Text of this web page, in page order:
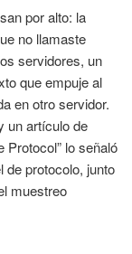
por alto: la
no llamaste
servidores, un
que empuje al
en otro servidor.
un artículo de
Protocol” lo señaló
de protocolo, junto
muestreo